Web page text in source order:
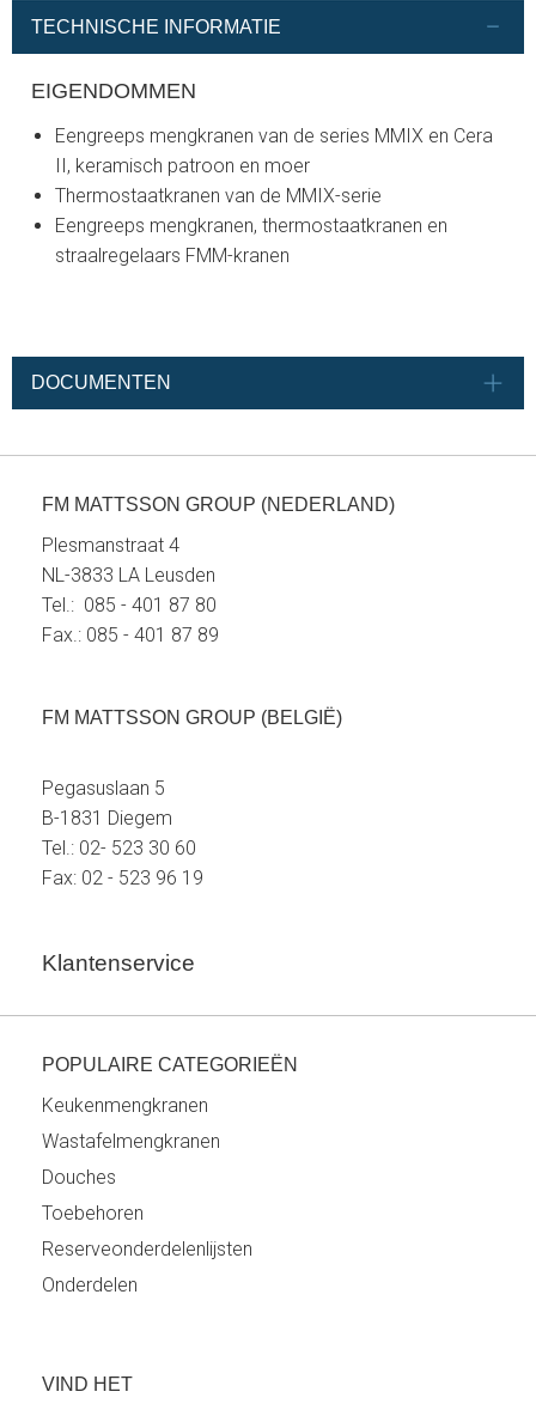
TECHNISCHE INFORMATIE
EIGENDOMMEN
Eengreeps mengkranen van de series MMIX en Cera
II, keramisch patroon en moer
Thermostaatkranen van de MMIX-serie
Eengreeps mengkranen, thermostaatkranen en
straalregelaars FMM-kranen
DOCUMENTEN
FM MATTSSON GROUP (NEDERLAND)
Plesmanstraat 4
NL-3833 LA Leusden
Tel.: 085 - 401 87 80
Fax.: 085 - 401 87 89
FM MATTSSON GROUP (BELGIË)
Pegasuslaan 5
B-1831 Diegem
Tel.: 02- 523 30 60
Fax: 02 - 523 96 19
Klantenservice
POPULAIRE CATEGORIEËN
Keukenmengkranen
Wastafelmengkranen
Douches
Toebehoren
Reserveonderdelenlijsten
Onderdelen
VIND HET